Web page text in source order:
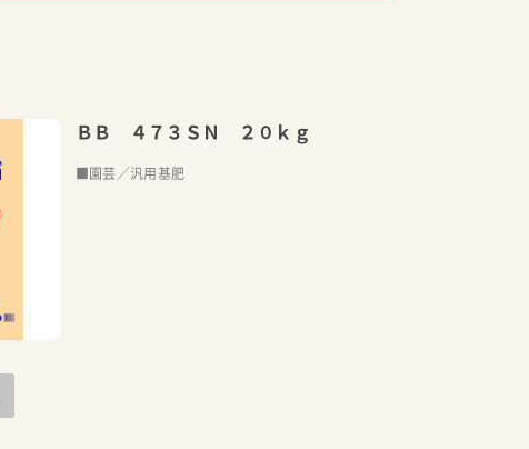
ＢＢ ４７３ＳＮ ２０ｋｇ
■園芸／汎用基肥